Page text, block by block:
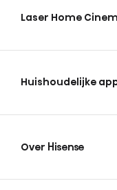
Laser Home
Huishoudelijke
Over Hisense